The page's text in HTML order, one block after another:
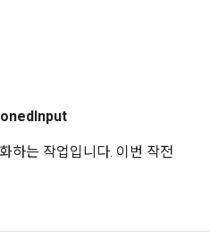
하는 작업입니다. 이번 작전